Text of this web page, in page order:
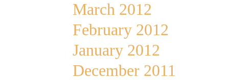
March 2012
February 2012
January 2012
December 2011